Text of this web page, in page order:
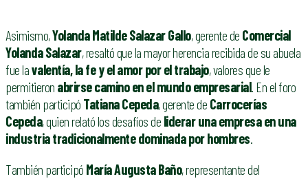
Asimismo,Yolanda Matilde Salazar Gallo, gerente de Comercial
Yolanda Salazar, resaltó que la mayor herencia recibida de su abuela
fue lavalentía, la fe y el amor por el trabajo, valores que le
permitieron abrirse camino en el mundo empresarial. En el foro
también participó Tatiana Cepeda, gerente de Carrocerías
Cepeda, quien relató los desafíos de liderar una empresa en una
industria tradicionalmente dominada por hombres.
También participó María Augusta Baño, representante del